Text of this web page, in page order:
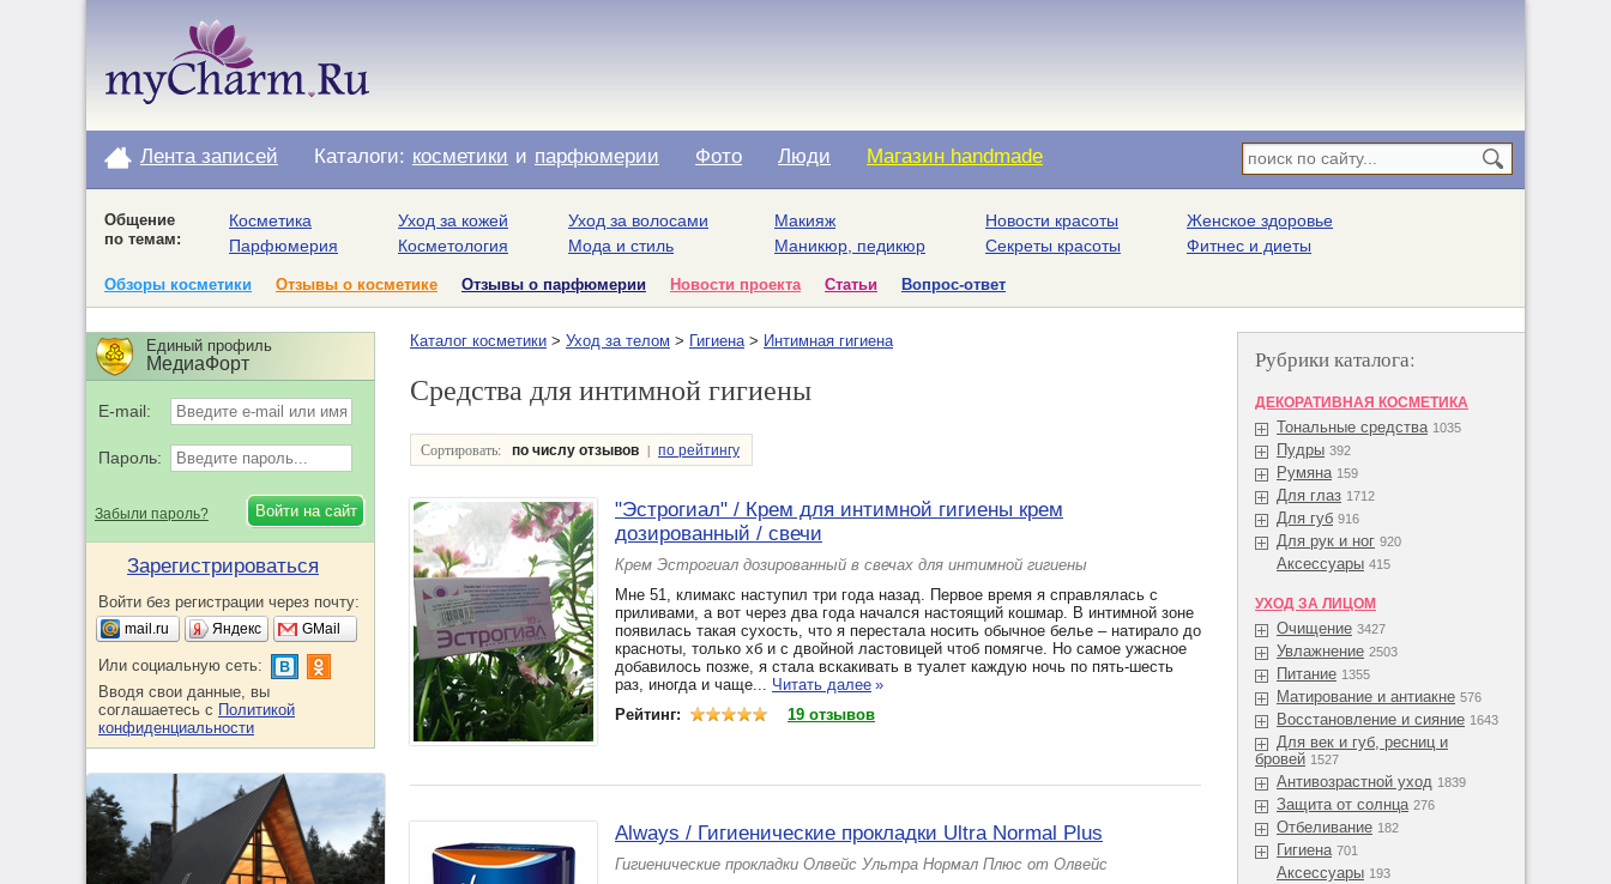
Лента записей Каталоги: косметики и парфюмерии Фото Люди Магазин handmade
Общение
по темам:
Косметика
Парфюмерия
Уход за кожей
Косметология
Уход за волосами
Мода и стиль
Макияж
Маникюр, педикюр
Новости красоты
Секреты красоты
Женское здоровье
Фитнес и диеты
Обзоры косметики Отзывы о косметике Отзывы о парфюмерии Новости проекта Статьи Вопрос-ответ
Каталог косметики > Уход за телом > Гигиена> Интимная гигиена
Средства для интимной гигиены
Сортировать: по числу отзывов | по рейтингу
"Эстрогиал" / Крем для интимной гигиены крем
дозированный / свечи
Крем Эстрогиал дозированный в свечах для интимной гигиены
Мне 51, климакс наступил три года назад. Первое время я справлялась с
приливами, а вот через два года начался настоящий кошмар. В интимной зоне
появилась такая сухость, что я перестала носить обычное белье – натирало до
красноты, только хб и с двойной ластовицей чтоб помягче. Но самое ужасное
добавилось позже, я стала вскакивать в туалет каждую ночь по пять-шесть
раз, иногда и чаще... Читать далее »
Рейтинг:
19 отзывов
Always / Гигиенические прокладки Ultra Normal Plus
Гигиенические прокладки Олвейс Ультра Нормал Плюс от Олвейс
Рубрики каталога:
ДЕКОРАТИВНАЯ КОСМЕТИКА
Тональные средства 1035
Пудры 392
Румяна 159
Для глаз 1712
Для губ 916
Для рук и ног 920
Аксессуары 415
УХОД ЗА ЛИЦОМ
Очищение 3427
Увлажнение 2503
Питание 1355
Матирование и антиакне 576
Восстановление и сияние 1643
Для век и губ, ресниц и
бровей 1527
Антивозрастной уход 1839
Защита от солнца 276
Отбеливание 182
Гигиена 701
Аксессуары 193
Единый профиль
МедиаФорт
E-mail:
Пароль:
Забыли пароль?
Зарегистрироваться
Войти без регистрации через почту:
mail.ru Яндекс GMail
Или социальную сеть:
Вводя свои данные, вы
соглашаетесь с Политикой
конфиденциальности